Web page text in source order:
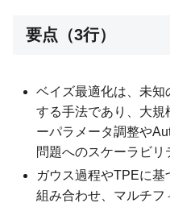
要点（3行）
ベイズ最適化は、未
する手法であり、大規
ーパラメータ調整や
問題へのスケーラビリ
ガウス過程やTPEに
組み合わせ、マルチフ